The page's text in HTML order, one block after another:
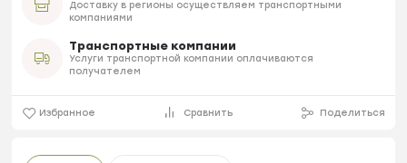
Доставку в регионы осуществляем транспортными
компаниями
Транспортные компании
Услуги транспортной компании оплачиваются
получателем
Избранное Сравнить Поделиться